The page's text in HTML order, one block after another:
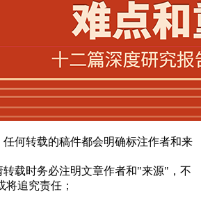
任何转载的稿件都会明确标注作者和来
转载时务必注明文章作者和"来源"，不
追究责任；